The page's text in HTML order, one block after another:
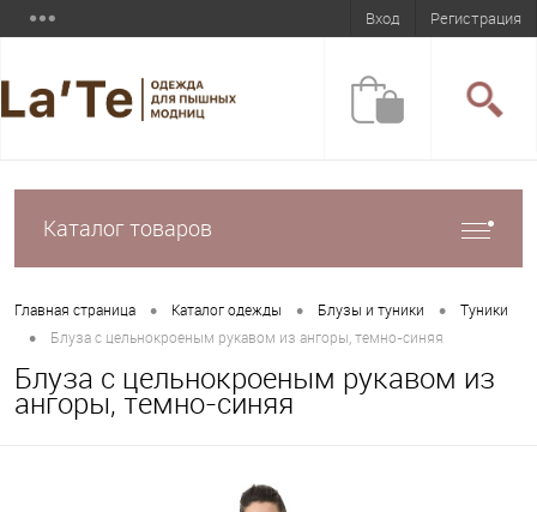
Вход Регистрация
Каталог товаров
Главная страница • Каталог одежды • Блузы и туники • Туники
• Блуза с цельнокроеным рукавом из ангоры, темно-синяя
Блуза с цельнокроеным рукавом из
ангоры, темно-синяя